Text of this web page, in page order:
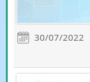
30/07/2022